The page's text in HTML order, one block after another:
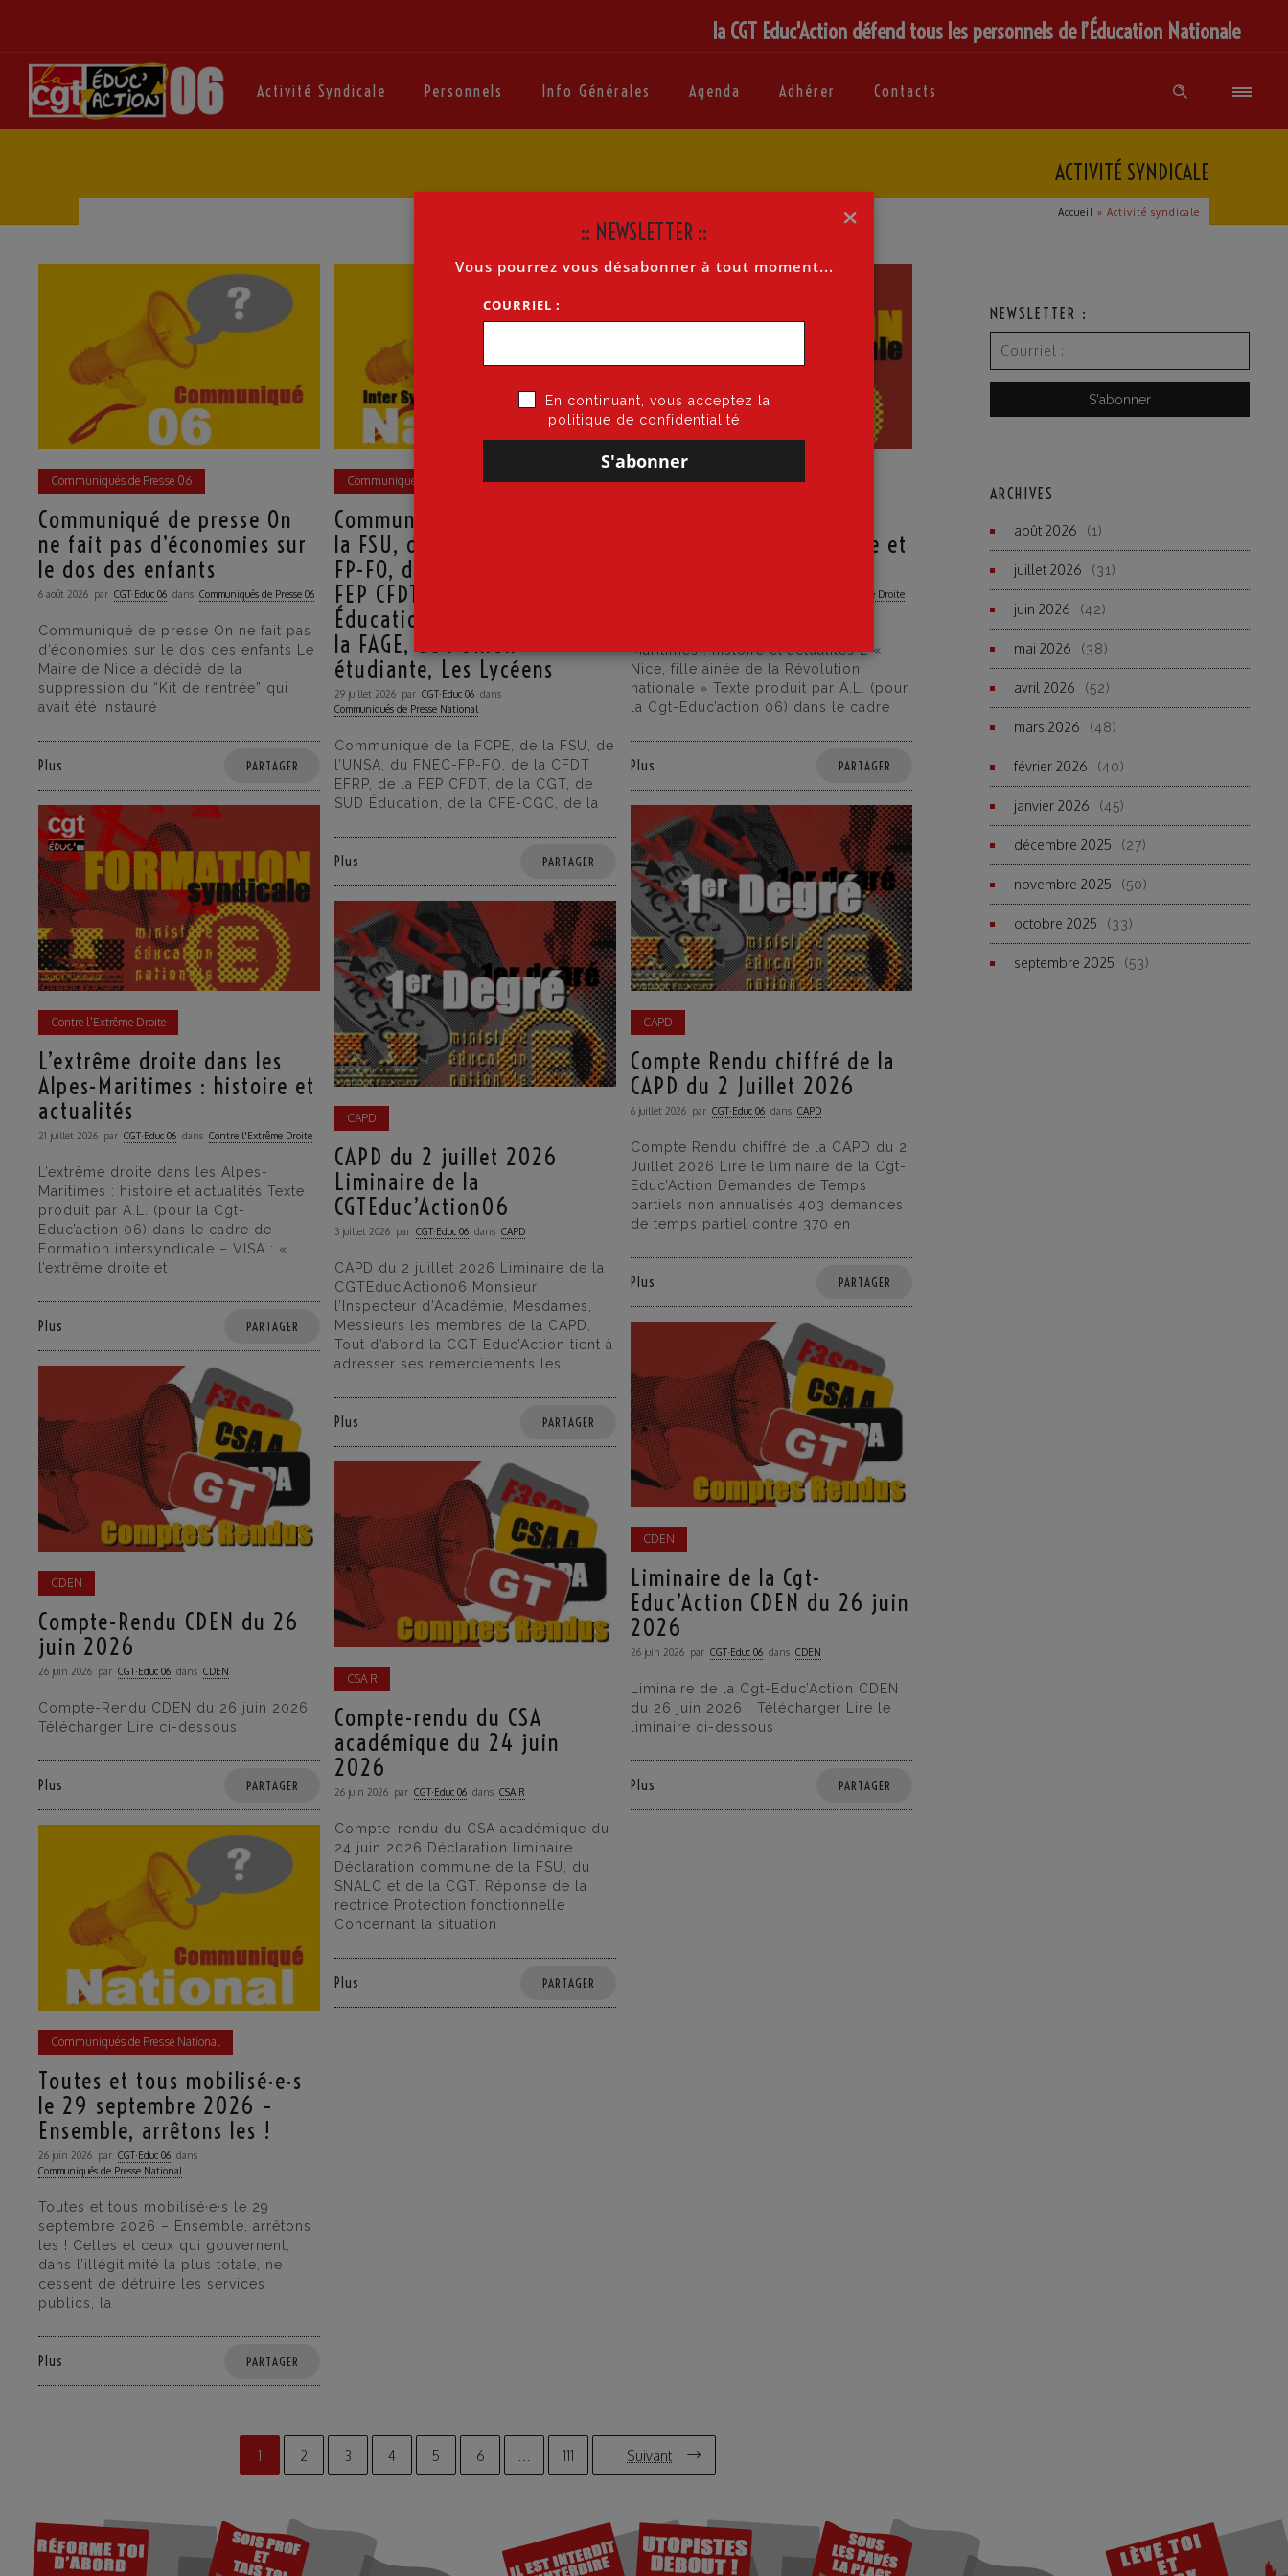
la CGT Educ'Action défend tous les personnels de l’Éducation Nationale
Activité Syndicale Personnels Info Générales Agenda Adhérer Contacts
ACTIVITÉ SYNDICALE
Accueil » Activité syndicale
Communiqués de Presse 06
Communiqué de presse On
ne fait pas d’économies sur
le dos des enfants
6 août 2026 par CGT·Educ 06 dans Communiqués de Presse 06
Communiqué de presse On ne fait pas
d’économies sur le dos des enfants Le
Maire de Nice a décidé de la
suppression du “Kit de rentrée” qui
avait été instauré
Plus PARTAGER
Communiqués de Presse National
Communiqué de la FCPE, de
la FSU, de l’UNSA, du FNEC-
FP-FO, de la CFDT EFRP, de la
FEP CFDT, de la CGT, de SUD
Éducation, de la CFE-CGC, de
la FAGE, de l’Union
étudiante, Les Lycéens
29 juillet 2026 par CGT·Educ 06 dans
Communiqués de Presse National
Communiqué de la FCPE, de la FSU, de
l’UNSA, du FNEC-FP-FO, de la CFDT
EFRP, de la FEP CFDT, de la CGT, de
SUD Éducation, de la CFE-CGC, de la
Plus PARTAGER
Contre l'Extrême Droite
Alpes-Maritimes : histoire et
Contre l'Extrême Droite
Maritimes : histoire et actualités 2 «
Nice, fille ainée de la Révolution
nationale » Texte produit par A.L. (pour
la Cgt-Educ’action 06) dans le cadre
Plus PARTAGER
Contre l'Extrême Droite
L’extrême droite dans les
Alpes-Maritimes : histoire et
actualités
21 juillet 2026 par CGT·Educ 06 dans Contre l'Extrême Droite
L’extrême droite dans les Alpes-
Maritimes : histoire et actualités Texte
produit par A.L. (pour la Cgt-
Educ’action 06) dans le cadre de
Formation intersyndicale – VISA : «
l’extrême droite et
Plus PARTAGER
CAPD
Compte Rendu chiffré de la
CAPD du 2 Juillet 2026
6 juillet 2026 par CGT·Educ 06 dans CAPD
Compte Rendu chiffré de la CAPD du 2
Juillet 2026 Lire le liminaire de la Cgt-
Educ’Action Demandes de Temps
partiels non annualisés 403 demandes
de temps partiel contre 370 en
Plus PARTAGER
CAPD
CAPD du 2 juillet 2026
Liminaire de la
CGTEduc’Action06
3 juillet 2026 par CGT·Educ 06 dans CAPD
CAPD du 2 juillet 2026 Liminaire de la
CGTEduc’Action06 Monsieur
l’Inspecteur d’Académie, Mesdames,
Messieurs les membres de la CAPD,
Tout d’abord la CGT Educ’Action tient à
adresser ses remerciements les
Plus PARTAGER
CDEN
Liminaire de la Cgt-
Educ’Action CDEN du 26 juin
2026
26 juin 2026 par CGT·Educ 06 dans CDEN
Liminaire de la Cgt-Educ’Action CDEN
du 26 juin 2026 Télécharger Lire le
liminaire ci-dessous
Plus PARTAGER
CDEN
Compte-Rendu CDEN du 26
juin 2026
26 juin 2026 par CGT·Educ 06 dans CDEN
Compte-Rendu CDEN du 26 juin 2026
Télécharger Lire ci-dessous
Plus PARTAGER
CSA R
Compte-rendu du CSA
académique du 24 juin
2026
26 juin 2026 par CGT·Educ 06 dans CSA R
Compte-rendu du CSA académique du
24 juin 2026 Déclaration liminaire
Déclaration commune de la FSU, du
SNALC et de la CGT. Réponse de la
rectrice Protection fonctionnelle
Concernant la situation
Plus PARTAGER
Communiqués de Presse National
Toutes et tous mobilisé·e·s
le 29 septembre 2026 –
Ensemble, arrêtons les !
26 juin 2026 par CGT·Educ 06 dans
Communiqués de Presse National
Toutes et tous mobilisé·e·s le 29
septembre 2026 – Ensemble, arrêtons
les ! Celles et ceux qui gouvernent,
dans l’illégitimité la plus totale, ne
cessent de détruire les services
publics, la
Plus PARTAGER
1 2 3 4 5 6 111 Suivant
NEWSLETTER :
ARCHIVES
août 2026 (1)
juillet 2026 (31)
juin 2026 (42)
mai 2026 (38)
avril 2026 (52)
mars 2026 (48)
février 2026 (40)
janvier 2026 (45)
décembre 2025 (27)
novembre 2025 (50)
octobre 2025 (33)
septembre 2025 (53)
×
:: NEWSLETTER ::
Vous pourrez vous désabonner à tout moment...
COURRIEL :
En continuant, vous acceptez la
politique de confidentialité